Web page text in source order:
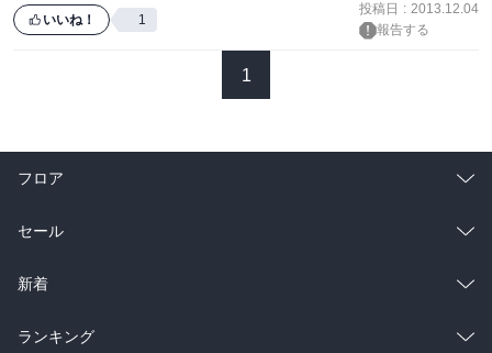
いいね！ 1
投稿日 : 2013.12.04
報告する
1
フロア
総合
ラノベ
雑誌・グラビア
セール
総合
ラノベ
新着
総合
ランキング